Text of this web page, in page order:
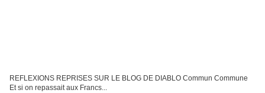
REFLEXIONS REPRISES SUR LE BLOG DE DIABLO Commun Commune
Et si on repassait aux Francs...